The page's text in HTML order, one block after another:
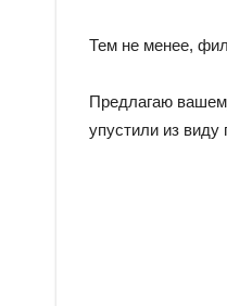
Тем не менее,
Предлагаю
упустили из виду